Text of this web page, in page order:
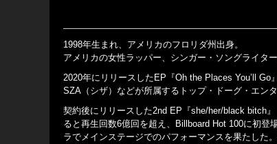
1998年生まれ、アメリカのフロリダ州出身。
アメリカの女性ラッパー、シンガー・ソングライター
2020年にリリースしたEP『Oh the Places You’ll
SZA（シザ）などが所属するトップ・ドーグ・エン
契約後にリリースした2nd EP『she/her/black bitch
ると再生回数6億回を超え、Billboard Hot 100に初
ラでメインステージでのパフォーマンスを果たした